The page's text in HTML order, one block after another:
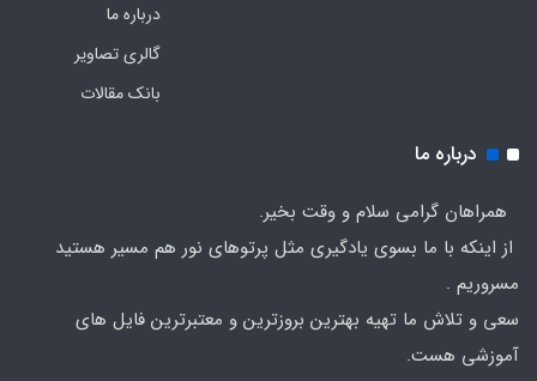
درباره ما
گالری تصاویر
بانک مقالات
درباره ما
همراهان گرامی سلام و وقت بخیر.
از اینکه با ما بسوی یادگیری مثل پرتوهای نور هم مسیر هستید
مسروریم .
سعی و تلاش ما تهیه بهترین بروزترین و معتبرترین فایل های
آموزشی هست.